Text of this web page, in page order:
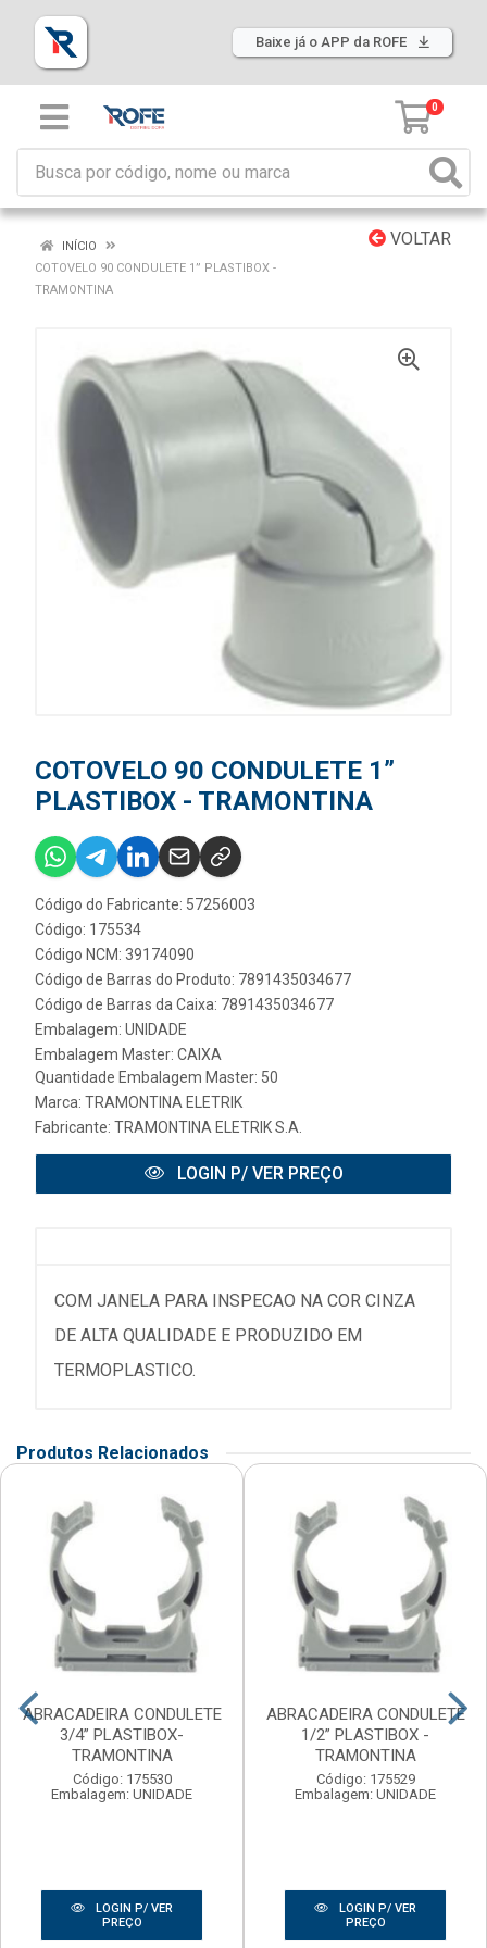
Baixe já o APP da ROFE
0
VOLTAR
INÍCIO
COTOVELO 90 CONDULETE 1” PLASTIBOX -
TRAMONTINA
COTOVELO 90 CONDULETE 1”
PLASTIBOX - TRAMONTINA
Código do Fabricante: 57256003
Código: 175534
Código NCM: 39174090
Código de Barras do Produto: 7891435034677
Código de Barras da Caixa: 7891435034677
Embalagem: UNIDADE
Embalagem Master: CAIXA
Quantidade Embalagem Master: 50
Marca: TRAMONTINA ELETRIK
Fabricante: TRAMONTINA ELETRIK S.A.
LOGIN P/ VER PREÇO
COM JANELA PARA INSPECAO NA COR CINZA
DE ALTA QUALIDADE E PRODUZIDO EM
TERMOPLASTICO.
Produtos Relacionados
ABRACADEIRA CONDULETE
3/4” PLASTIBOX-
TRAMONTINA
Código: 175530
Embalagem: UNIDADE
LOGIN P/ VER
PREÇO
ABRACADEIRA CONDULETE
1/2” PLASTIBOX -
TRAMONTINA
Código: 175529
Embalagem: UNIDADE
LOGIN P/ VER
PREÇO